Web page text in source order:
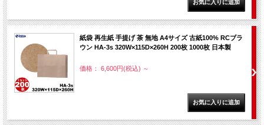
紙袋 再生紙 手提げ 茶 無地 A4サイズ 古紙100% RCブラ
ウン HA-3s 320W×115D×260H 200枚 1000枚 日本製
価格： 6,600円(税込) ～